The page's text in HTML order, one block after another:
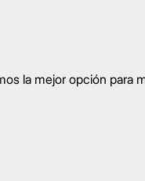
la mejor opción para